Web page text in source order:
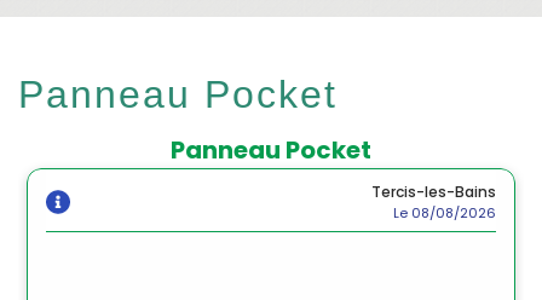
Panneau Pocket